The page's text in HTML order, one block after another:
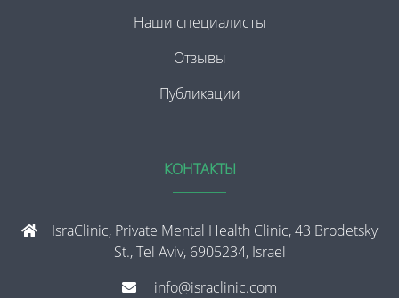
Наши специалисты
Отзывы
Публикации
КОНТАКТЫ
IsraClinic, Private Mental Health Clinic, 43 Brodetsky
St., Tel Aviv, 6905234, Israel
info@israclinic.com